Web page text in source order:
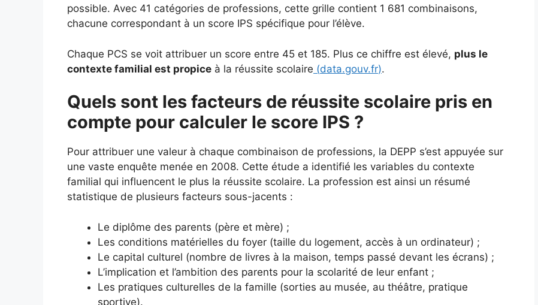
possible. Avec 41 catégories de professions, cette grille contient 1 681 combinaisons,
chacune correspondant à un score IPS spécifique pour l’élève.
Chaque PCS se voit attribuer un score entre 45 et 185. Plus ce chiffre est élevé, plus le
contexte familial est propice à la réussite scolaire (data.gouv.fr).
Quels sont les facteurs de réussite scolaire pris en
compte pour calculer le score IPS ?
Pour attribuer une valeur à chaque combinaison de professions, la DEPP s’est appuyée sur
une vaste enquête menée en 2008. Cette étude a identifié les variables du contexte
familial qui influencent le plus la réussite scolaire. La profession est ainsi un résumé
statistique de plusieurs facteurs sous-jacents :
Le diplôme des parents (père et mère) ;
Les conditions matérielles du foyer (taille du logement, accès à un ordinateur) ;
Le capital culturel (nombre de livres à la maison, temps passé devant les écrans) ;
L’implication et l’ambition des parents pour la scolarité de leur enfant ;
Les pratiques culturelles de la famille (sorties au musée, au théâtre, pratique
sportive).